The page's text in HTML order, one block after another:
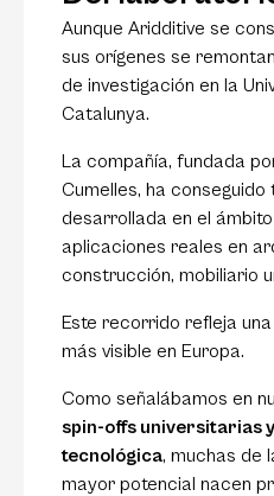
Aunque Aridditive se
sus orígenes se
de investigación en la
Catalunya.
La compañía, fundada
Cumelles, ha
desarrollada en el
aplicaciones reales en
construcción, mobiliario
Este recorrido refleja
más visible en Europa.
Como señalábamos en
spin-offs universitarias
tecnológica, muchas de
mayor potencial nacen